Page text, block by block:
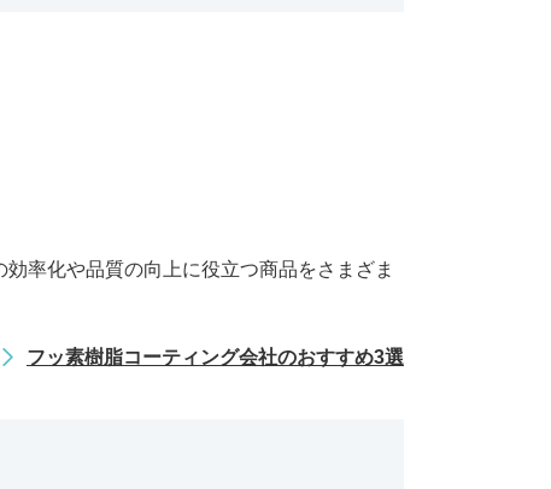
率化や品質の向上に役立つ商品をさまざま
フッ素樹脂コーティング会社のおすすめ3選